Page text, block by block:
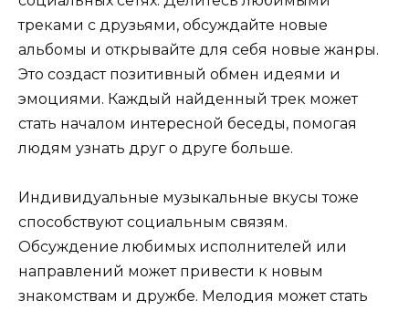
треками с друзьями, обсуждайте новые
альбомы и открывайте для себя новые жанры.
Это создаст позитивный обмен идеями и
эмоциями. Каждый найденный трек может
стать началом интересной беседы, помогая
людям узнать друг о друге больше.
Индивидуальные музыкальные вкусы тоже
способствуют социальным связям.
Обсуждение любимых исполнителей или
направлений может привести к новым
знакомствам и дружбе. Мелодия может стать